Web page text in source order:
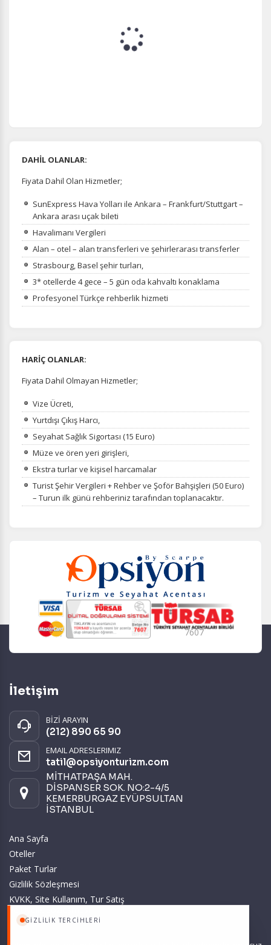
GIZLILIK TERCIHLERI
DAHİL OLANLAR:
Fiyata Dahil Olan Hizmetler;
SunExpress Hava Yolları ile Ankara – Frankfurt/Stuttgart –
Ankara arası uçak bileti
Havalimanı Vergileri
Alan – otel – alan transferleri ve şehirlerarası transferler
Strasbourg, Basel şehir turları,
3* otellerde 4 gece – 5 gün oda kahvaltı konaklama
Profesyonel Türkçe rehberlik hizmeti
HARİÇ OLANLAR:
Fiyata Dahil Olmayan Hizmetler;
Vize Ücreti,
Yurtdışı Çıkış Harcı,
Seyahat Sağlık Sigortası (15 Euro)
Müze ve ören yeri girişleri,
Ekstra turlar ve kişisel harcamalar
Turist Şehir Vergileri + Rehber ve Şoför Bahşişleri (50 Euro)
– Turun ilk günü rehberiniz tarafından toplanacaktır.
7607
İletişim
BİZİ ARAYIN
(212) 890 65 90
EMAIL ADRESLERIMIZ
tatil@opsiyonturizm.com
MİTHATPAŞA MAH.
DİSPANSER SOK. NO:2-4/5
KEMERBURGAZ EYÜPSULTAN
İSTANBUL
Ana Sayfa
Oteller
Paket Turlar
Gizlilik Sözleşmesi
KVKK, Site Kullanım, Tur Satış